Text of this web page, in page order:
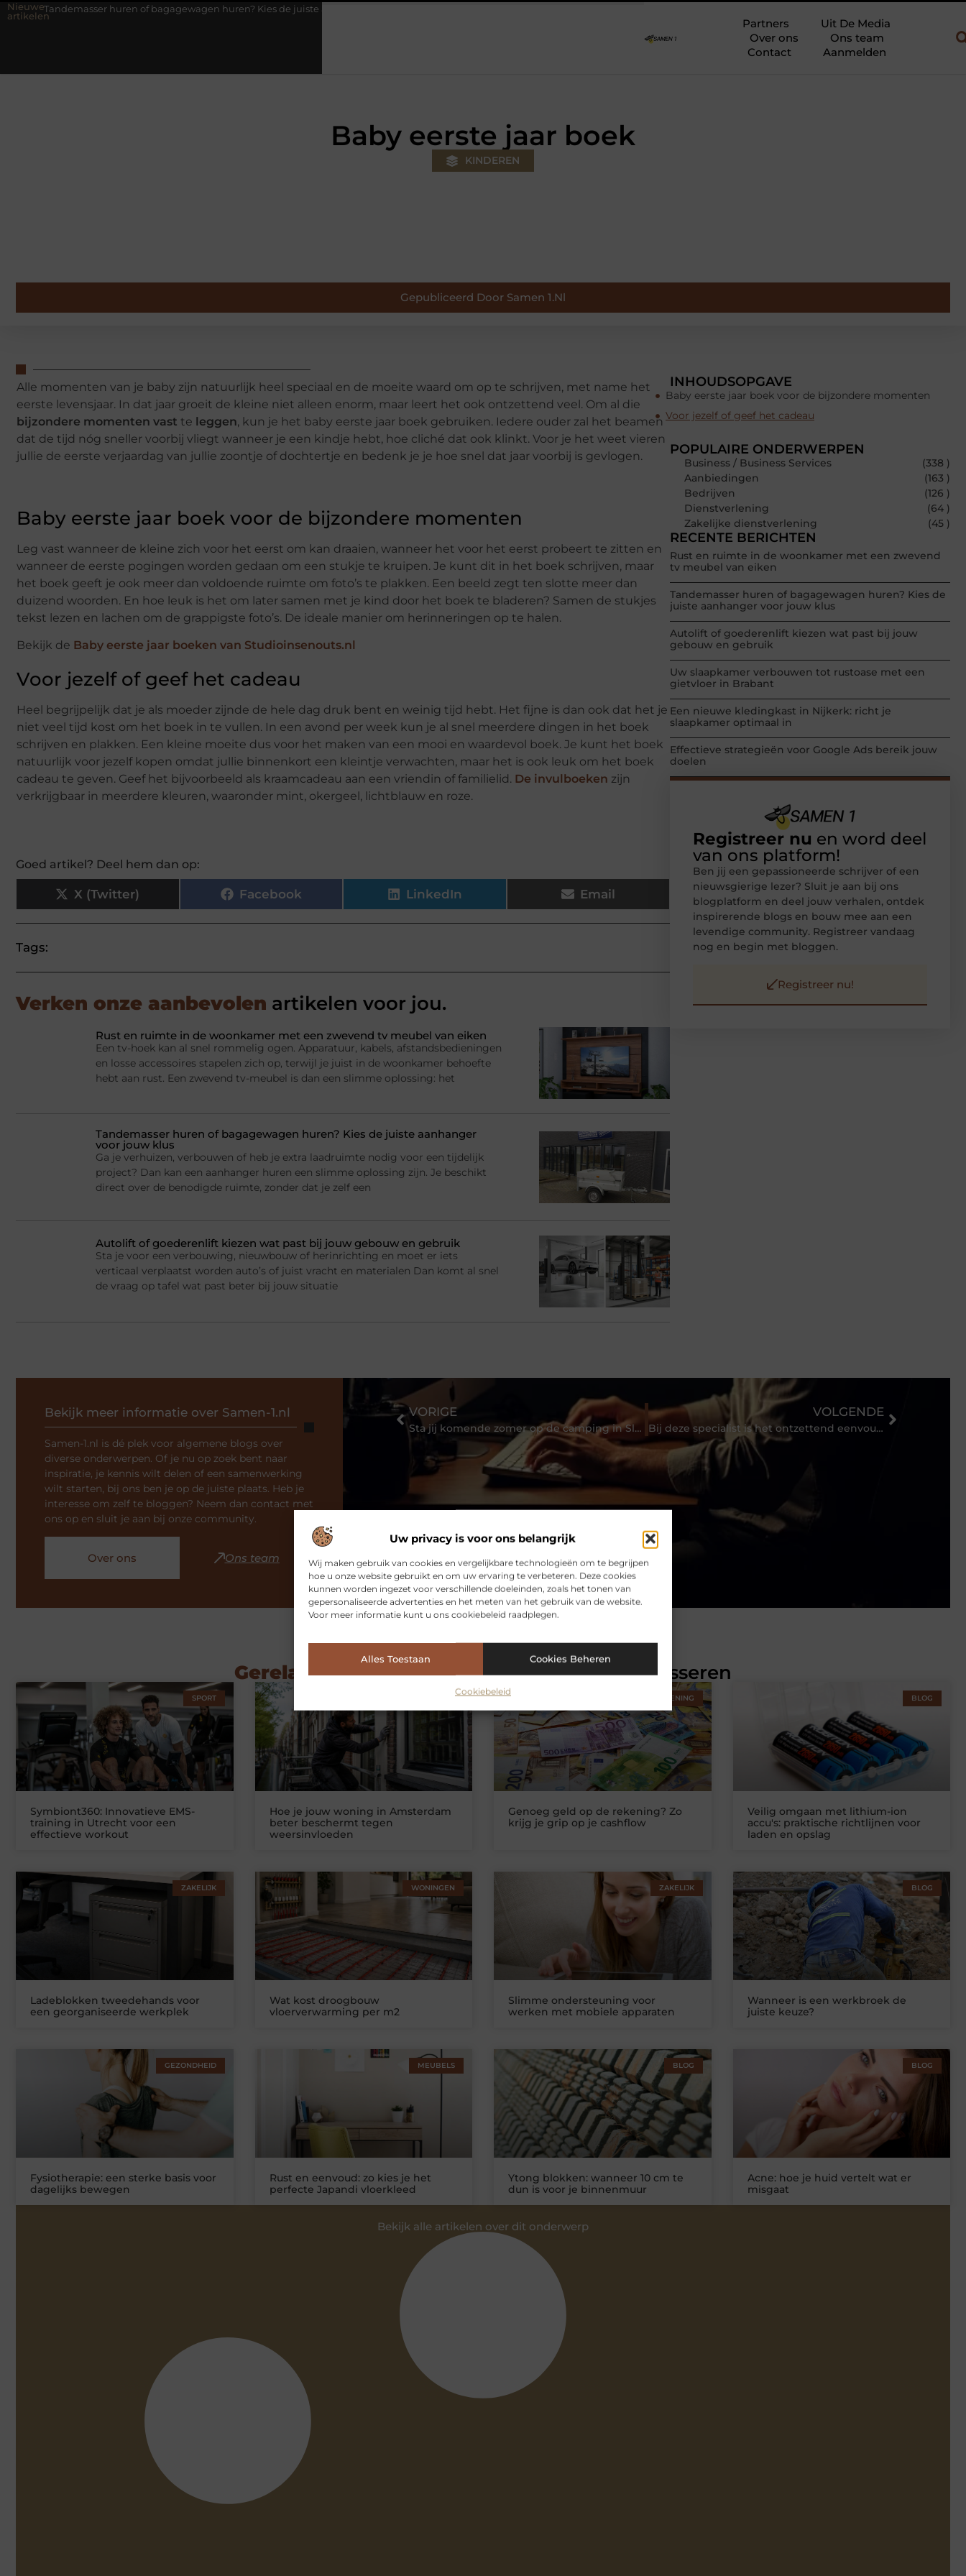
Uw privacy is voor ons belangrijk
Wij maken gebruik van cookies en vergelijkbare technologieën om te begrijpen
hoe u onze website gebruikt en om uw ervaring te verbeteren. Deze cookies
kunnen worden ingezet voor verschillende doeleinden, zoals het tonen van
gepersonaliseerde advertenties en het meten van het gebruik van de website.
Voor meer informatie kunt u ons cookiebeleid raadplegen.
Alles Toestaan Cookies Beheren
Cookiebeleid
Nieuwe
artikelen
huren of bagagewagen huren? Kies de juiste aanhanger voor jouw klus
Partners
Uit De Media
Over ons
Ons team
Contact
Aanmelden
Baby eerste jaar boek
KINDEREN
Gepubliceerd Door Samen 1.nl
Alle momenten van je baby zijn natuurlijk heel speciaal en de moeite waard om op te schrijven, met name het
eerste levensjaar. In dat jaar groeit de kleine niet alleen enorm, maar leert het ook ontzettend veel. Om al die
bijzondere momenten vast te leggen, kun je het baby eerste jaar boek gebruiken. Iedere ouder zal het beamen
dat de tijd nóg sneller voorbij vliegt wanneer je een kindje hebt, hoe cliché dat ook klinkt. Voor je het weet vieren
jullie de eerste verjaardag van jullie zoontje of dochtertje en bedenk je je hoe snel dat jaar voorbij is gevlogen.
Baby eerste jaar boek voor de bijzondere momenten
Leg vast wanneer de kleine zich voor het eerst om kan draaien, wanneer het voor het eerst probeert te zitten en
wanneer de eerste pogingen worden gedaan om een stukje te kruipen. Je kunt dit in het boek schrijven, maar
het boek geeft je ook meer dan voldoende ruimte om foto’s te plakken. Een beeld zegt ten slotte meer dan
duizend woorden. En hoe leuk is het om later samen met je kind door het boek te bladeren? Samen de stukjes
tekst lezen en lachen om de grappigste foto’s. De ideale manier om herinneringen op te halen.
Bekijk de Baby eerste jaar boeken van Studioinsenouts.nl
Voor jezelf of geef het cadeau
Heel begrijpelijk dat je als moeder zijnde de hele dag druk bent en weinig tijd hebt. Het fijne is dan ook dat het je
niet veel tijd kost om het boek in te vullen. In een avond per week kun je al snel meerdere dingen in het boek
schrijven en plakken. Een kleine moeite dus voor het maken van een mooi en waardevol boek. Je kunt het boek
natuurlijk voor jezelf kopen omdat jullie binnenkort een kleintje verwachten, maar het is ook leuk om het boek
cadeau te geven. Geef het bijvoorbeeld als kraamcadeau aan een vriendin of familielid. De invulboeken zijn
verkrijgbaar in meerdere kleuren, waaronder mint, okergeel, lichtblauw en roze.
Goed artikel? Deel hem dan op:
X (Twitter) Facebook LinkedIn Email
Tags:
Verken onze aanbevolen artikelen voor jou.
Rust en ruimte in de woonkamer met een zwevend tv meubel van eiken
Een tv-hoek kan al snel rommelig ogen. Apparatuur, kabels, afstandsbedieningen
en losse accessoires stapelen zich op, terwijl je juist in de woonkamer behoefte
hebt aan rust. Een zwevend tv-meubel is dan een slimme oplossing: het
Tandemasser huren of bagagewagen huren? Kies de juiste aanhanger
voor jouw klus
Ga je verhuizen, verbouwen of heb je extra laadruimte nodig voor een tijdelijk
project? Dan kan een aanhanger huren een slimme oplossing zijn. Je beschikt
direct over de benodigde ruimte, zonder dat je zelf een
Autolift of goederenlift kiezen wat past bij jouw gebouw en gebruik
Sta je voor een verbouwing, nieuwbouw of herinrichting en moet er iets
verticaal verplaatst worden auto’s of juist vracht en materialen Dan komt al snel
de vraag op tafel wat past beter bij jouw situatie
INHOUDSOPGAVE
Baby eerste jaar boek voor de bijzondere momenten
Voor jezelf of geef het cadeau
POPULAIRE ONDERWERPEN
Business / Business Services
(338 )
Aanbiedingen
(163 )
Bedrijven
(126 )
Dienstverlening
(64 )
Zakelijke dienstverlening
(45 )
RECENTE BERICHTEN
Rust en ruimte in de woonkamer met een zwevend
tv meubel van eiken
Tandemasser huren of bagagewagen huren? Kies de
juiste aanhanger voor jouw klus
Autolift of goederenlift kiezen wat past bij jouw
gebouw en gebruik
Uw slaapkamer verbouwen tot rustoase met een
gietvloer in Brabant
Een nieuwe kledingkast in Nijkerk: richt je
slaapkamer optimaal in
Effectieve strategieën voor Google Ads bereik jouw
doelen
Registreer nu en word deel
van ons platform!
Ben jij een gepassioneerde schrijver of een
nieuwsgierige lezer? Sluit je aan bij ons
blogplatform en deel jouw verhalen, ontdek
inspirerende blogs en bouw mee aan een
levendige community. Registreer vandaag
nog en begin met bloggen.
Registreer nu!
Bekijk meer informatie over Samen-1.nl
Samen-1.nl is dé plek voor algemene blogs over
diverse onderwerpen. Of je nu op zoek bent naar
inspiratie, je kennis wilt delen of een samenwerking
wilt starten, bij ons ben je op de juiste plaats. Heb je
interesse om zelf te bloggen? Neem dan contact met
ons op en sluit je aan bij onze community.
Over ons Ons team
VORIGE
Sta jij komende zomer op de camping in Slovenië?
VOLGENDE
Bij deze specialist is het ontzettend eenvoudig om HP cartridges te bestellen
Gerelateerde artikelendie u mogelijk interesseren
SPORT
Symbiont360: Innovatieve EMS-
training in Utrecht voor een
effectieve workout
Hoe je jouw woning in Amsterdam
beter beschermt tegen
weersinvloeden
ZAKELIJKE DIENSTVERLENING
Genoeg geld op de rekening? Zo
krijg je grip op je cashflow
BLOG
Veilig omgaan met lithium-ion
accu's: praktische richtlijnen voor
laden en opslag
ZAKELIJK
Ladeblokken tweedehands voor
een georganiseerde werkplek
WONINGEN
Wat kost droogbouw
vloerverwarming per m2
ZAKELIJK
Slimme ondersteuning voor
werken met mobiele apparaten
BLOG
Wanneer is een werkbroek de
juiste keuze?
GEZONDHEID
Fysiotherapie: een sterke basis voor
dagelijks bewegen
MEUBELS
Rust en eenvoud: zo kies je het
perfecte Japandi vloerkleed
BLOG
Ytong blokken: wanneer 10 cm te
dun is voor je binnenmuur
BLOG
Acne: hoe je huid vertelt wat er
misgaat
Bekijk alle artikelen over dit onderwerp